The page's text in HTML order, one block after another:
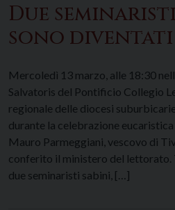
Due
sono
Mercoledì 13 marzo, alle 18:30
Salvatoris del Pontificio Collegio
regionale delle diocesi suburbicarie
durante la celebrazione
Mauro Parmeggiani, vescovo di
conferito il ministero del
due seminaristi sabini, […]